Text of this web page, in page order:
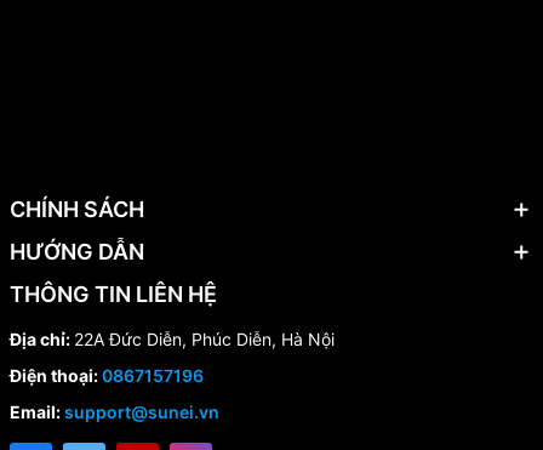
CHÍNH SÁCH
HƯỚNG DẪN
THÔNG TIN LIÊN HỆ
Địa chỉ: 22A Đức Diễn, Phúc Diễn, Hà Nội
Điện thoại:0867157196
Email:support@sunei.vn